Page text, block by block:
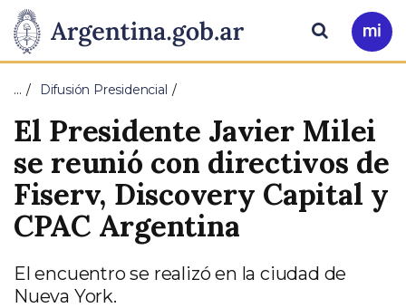
Presidencia
de
la
Nación
Pasar al contenido principal
Ir
a
Buscar
… Difusión Presidencial
El Presidente Javier Milei
se reunió con directivos de
Fiserv, Discovery Capital y
CPAC Argentina
El encuentro se realizó en la ciudad de
Nueva York.